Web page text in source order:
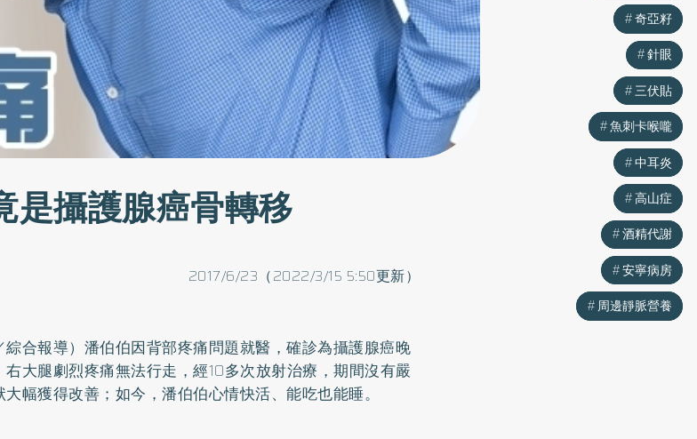
攝護腺癌骨轉移
2017/6/23（2022/3/15 5:50更新）
綜合報導）潘伯伯因背部疼痛問題就醫，確診為攝護腺癌晚
大腿劇烈疼痛無法行走，經10多次放射治療，期間沒有嚴
幅獲得改善；如今，潘伯伯心情快活、能吃也能睡。
奇亞籽
針眼
三伏貼
魚刺卡喉嚨
中耳炎
高山症
酒精代謝
安寧病房
周邊靜脈營養
奇亞籽
針眼
三伏貼
魚刺卡喉嚨
中耳炎
高山症
酒精代謝
安寧病房
周邊靜脈營養